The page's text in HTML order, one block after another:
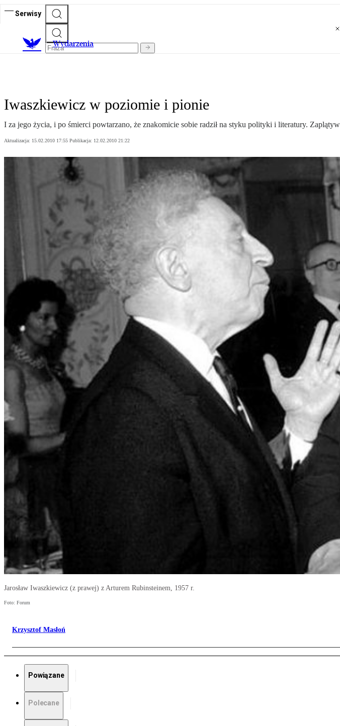
Serwisy
Wydarzenia
Iwaszkiewicz w poziomie i pionie
I za jego życia, i po śmierci powtarzano, że znakomicie sobie radził na styku polityki i literatury.
Aktualizacja: 15.02.2010 17:55 Publikacja: 12.02.2010 21:22
Jarosław Iwaszkiewicz (z prawej) z Arturem Rubinsteinem, 1957 r.
Foto: Forum
Krzysztof Masłoń
Powiązane
Polecane